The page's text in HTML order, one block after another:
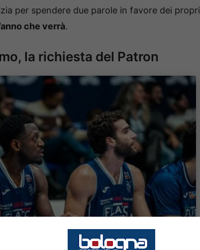
per spendere due parole in favore dei propri
che verrà.
la richiesta del Patron